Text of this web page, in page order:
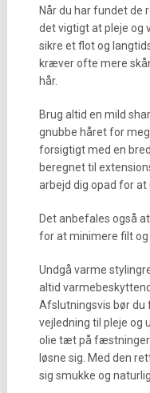
Når du har fundet de
det vigtigt at pleje og
sikre et flot og
kræver ofte mere
hår.
Brug altid en mild
gnubbe håret for
forsigtigt med en
beregnet til
arbejd dig opad for
Det anbefales også
for at minimere filt og
Undgå varme
altid
Afslutningsvis bør du
vejledning til pleje og
olie tæt på
løsne sig. Med den
sig smukke og